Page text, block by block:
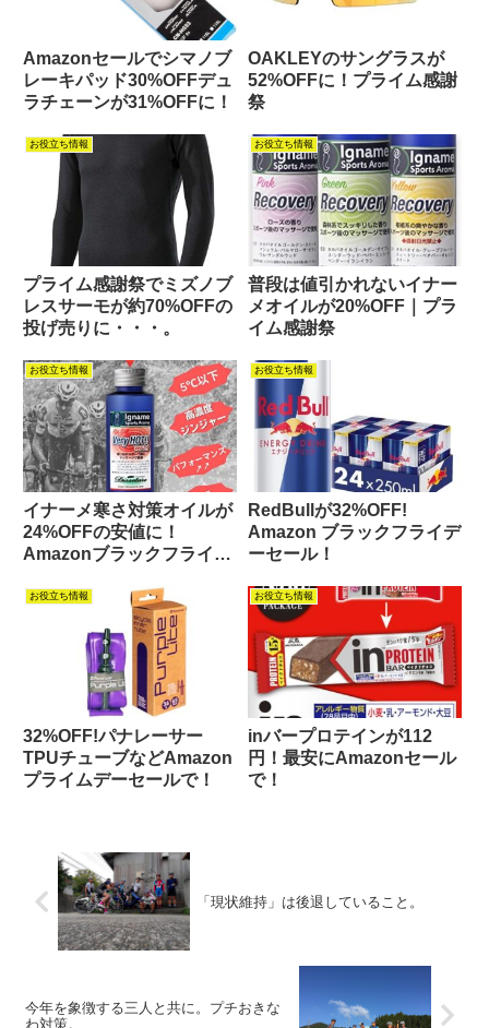
Amazonセールでシマノブ
レーキパッド30%OFFデュ
ラチェーンが31%OFFに！
OAKLEYのサングラスが
52%OFFに！プライム感謝
祭
お役立ち情報
プライム感謝祭でミズノブ
レスサーモが約70%OFFの
投げ売りに・・・。
お役立ち情報
普段は値引かれないイナー
メオイルが20%OFF｜プラ
イム感謝祭
お役立ち情報
イナーメ寒さ対策オイルが
24%OFFの安値に！
Amazonブラックフライデ
お役立ち情報
RedBullが32%OFF!
Amazon ブラックフライデ
ーセール！
お役立ち情報
32%OFF!パナレーサー
TPUチューブなどAmazon
プライムデーセールで！
お役立ち情報
inバープロテインが112
円！最安にAmazonセール
で！
「現状維持」は後退していること。
今年を象徴する三人と共に。プチおきな
わ対策。